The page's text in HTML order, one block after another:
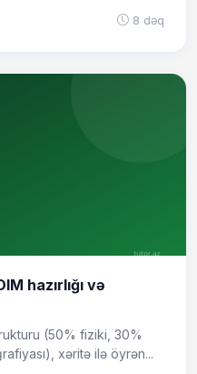
8 dəq
hazırlığı və
(50% fiziki, 30%
xəritə ilə öyrən...